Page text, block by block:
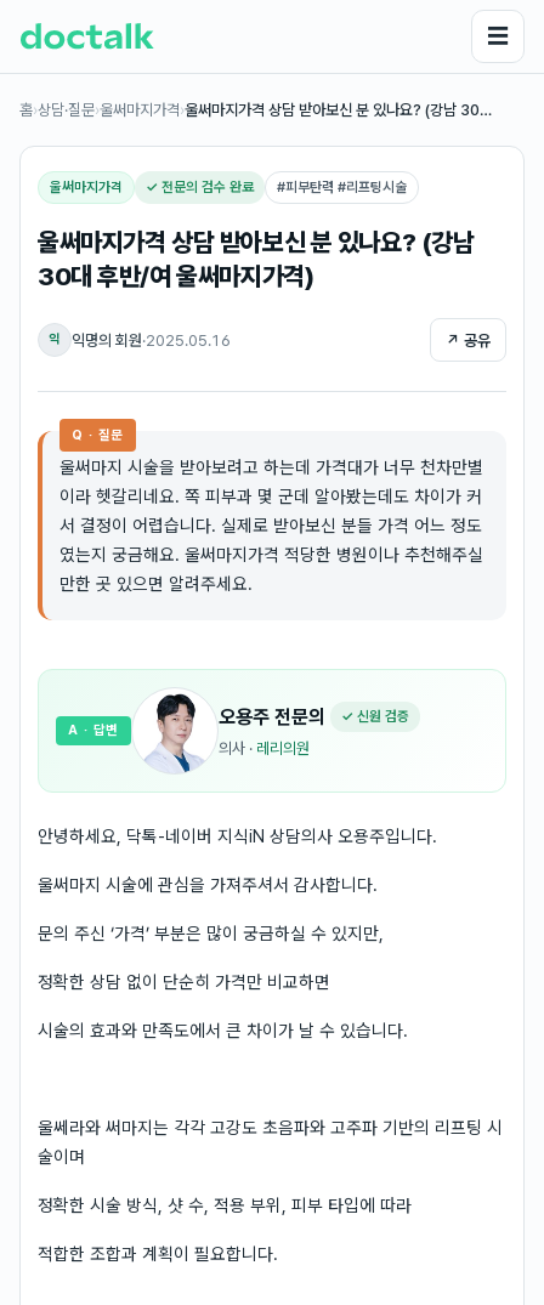
☰
홈›상담·질문›울써마지가격›울써마지가격 상담 받아보신 분 있나요? (강남 30…
울써마지가격 ✓ 전문의 검수 완료 #피부탄력 #리프팅시술
울써마지가격 상담 받아보신 분 있나요? (강남
30대 후반/여 울써마지가격)
익 익명의 회원·2025.05.16 ↗ 공유
Q · 질문
울써마지 시술을 받아보려고 하는데 가격대가 너무 천차만별
이라 헷갈리네요. 쪽 피부과 몇 군데 알아봤는데도 차이가 커
서 결정이 어렵습니다. 실제로 받아보신 분들 가격 어느 정도
였는지 궁금해요. 울써마지가격 적당한 병원이나 추천해주실
만한 곳 있으면 알려주세요.
오용주 전문의 ✓ 신원 검증
의사 · 레리의원
A · 답변
안녕하세요, 닥톡-네이버 지식iN 상담의사 오용주입니다.
울써마지 시술에 관심을 가져주셔서 감사합니다.
문의 주신 ‘가격’ 부분은 많이 궁금하실 수 있지만,
정확한 상담 없이 단순히 가격만 비교하면
시술의 효과와 만족도에서 큰 차이가 날 수 있습니다.
울쎄라와 써마지는 각각 고강도 초음파와 고주파 기반의 리프팅 시
술이며
정확한 시술 방식, 샷 수, 적용 부위, 피부 타입에 따라
적합한 조합과 계획이 필요합니다.